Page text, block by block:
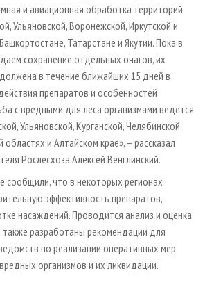
и авиационная обработка территорий
Ульяновской, Воронежской, Иркутской и
Татарстане и Якутии. Пока в
сохранение отдельных очагов, их
в течение ближайших 15 дней в
препаратов и особенностей
с вредными для леса организмами ведется
Ульяновской, Курганской, Челябинской,
и Алтайском крае», – рассказал
Рослесхоза Алексей Венглинский.
сообщили, что в некоторых регионах
эффективность препаратов,
насаждений. Проводится анализ и оценка
также разработаны рекомендации для
по реализации оперативных мер
организмов и их ликвидации.